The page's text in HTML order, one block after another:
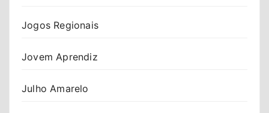
Jogos Regionais
Jovem Aprendiz
Julho Amarelo